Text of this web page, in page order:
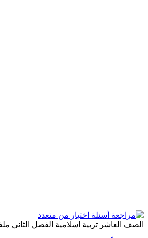
الصف العاشر تربية اسلامية الفصل الثاني